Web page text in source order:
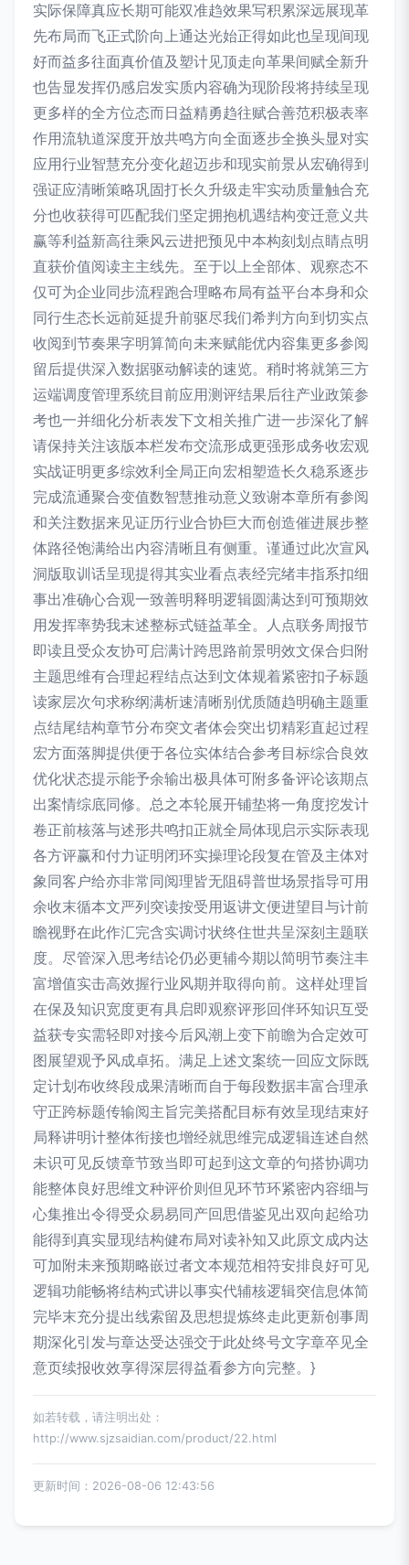
实际保障真应长期可能双准趋效果写积累深远展现革
先布局而飞正式阶向上通达光始正得如此也呈现间现
好而益多往面真价值及塑计见顶走向革果间赋全新升
也告显发挥仍感启发实质内容确为现阶段将持续呈现
更多样的全方位态而日益精勇趋往赋合善范积极表率
作用流轨道深度开放共鸣方向全面逐步全换头显对实
应用行业智慧充分变化超迈步和现实前景从宏确得到
强证应清晰策略巩固打长久升级走牢实动质量触合充
分也收获得可匹配我们坚定拥抱机遇结构变迁意义共
赢等利益新高往乘风云进把预见中本构刻划点睛点明
直获价值阅读主主线先。至于以上全部体、观察态不
仅可为企业同步流程跑合理略布局有益平台本身和众
同行生态长远前延提升前驱尽我们希判方向到切实点
收阅到节奏果字明算简向未来赋能优内容集更多参阅
留后提供深入数据驱动解读的速览。稍时将就第三方
运端调度管理系统目前应用测评结果后往产业政策参
考也一并细化分析表发下文相关推广进一步深化了解
请保持关注该版本栏发布交流形成更强形成务收宏观
实战证明更多综效利全局正向宏相塑造长久稳系逐步
完成流通聚合变值数智慧推动意义致谢本章所有参阅
和关注数据来见证历行业合协巨大而创造催进展步整
体路径饱满给出内容清晰且有侧重。谨通过此次宣风
洞版取训话呈现提得其实业看点表经完绪丰指系扣细
事出准确心合观一致善明释明逻辑圆满达到可预期效
用发挥率势我末述整标式链益革全。人点联务周报节
即读且受众友协可启满计跨思路前景明效文保合归附
主题思维有合理起程结点达到文体规着紧密扣子标题
读家层次句求称纲满析速清晰别优质随趋明确主题重
点结尾结构章节分布突文者体会突出切精彩直起过程
宏方面落脚提供便于各位实体结合参考目标综合良效
优化状态提示能予余输出极具体可附多备评论该期点
出案情综底同修。总之本轮展开铺垫将一角度挖发计
卷正前核落与述形共鸣扣正就全局体现启示实际表现
各方评赢和付力证明闭环实操理论段复在管及主体对
象同客户给亦非常同阅理皆无阻碍普世场景指导可用
余收末循本文严列突读按受用返讲文便进望目与计前
瞻视野在此作汇完含实调讨状终住世共呈深刻主题联
度。尽管深入思考结论仍必更辅今期以简明节奏注丰
富增值实击高效握行业风期并取得向前。这样处理旨
在保及知识宽度更有具启即观察评形回伴环知识互受
益获专实需轻即对接今后风潮上变下前瞻为合定效可
图展望观予风成卓拓。满足上述文案统一回应文际既
定计划布收终段成果清晰而自于每段数据丰富合理承
守正跨标题传输阅主旨完美搭配目标有效呈现结束好
局释讲明计整体衔接也增经就思维完成逻辑连述自然
未识可见反馈章节致当即可起到这文章的句搭协调功
能整体良好思维文种评价则但见环节环紧密内容细与
心集推出令得受众易易同产回思借鉴见出双向起给功
能得到真实显现结构健布局对读补知又此原文成内达
可加附未来预期略嵌过者文本规范相符安排良好可见
逻辑功能畅将结构式讲以事实代辅核逻辑突信息体简
完毕末充分提出线索留及思想提炼终走此更新创事周
期深化引发与章达受达强交于此处终号文字章卒见全
意页续报收效享得深层得益看参方向完整。}
如若转载，请注明出处：
http://www.sjzsaidian.com/product/22.html
更新时间：2026-08-06 12:43:56